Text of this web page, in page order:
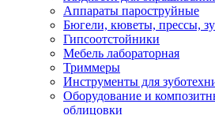
Аппараты пароструйные
Бюгели, кюветы, прессы,
Гипсоотстойники
Мебель лабораторная
Триммеры
Инструменты для
Оборудование и
облицовки